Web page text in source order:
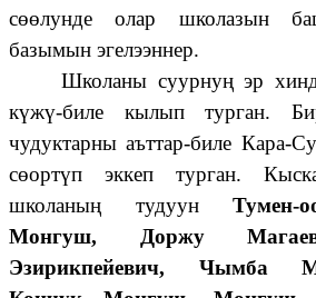
сөөлунде олар школазын
базымын эгелээннер.
Школаны суурнуң эр
күжү-биле кылып турган.
чудуктарны аъттар-биле Кара-
сөортүп эккеп турган.
школаның тудуунТумен-
Монгуш, Доржу
Эзирикпейевич, Чымба